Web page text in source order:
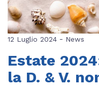
12 Luglio 2024 - News
Estate
la D. & V.